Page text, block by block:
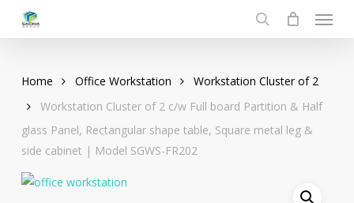
search
Menu
Home Office Workstation
Workstation Cluster of 2
Workstation Cluster of 2 c/w Full board Partition & Half
glass Panel, Rectangular shape table, Square metal leg &
side cabinet | Model SGWS-FR202